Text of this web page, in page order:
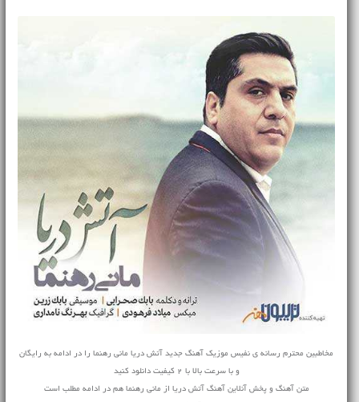
مخاطبین محترم رسانه ی نفیس موزیک آهنگ جدید آتش دریا مانی رهنما را در ادامه به رایگان
و با سرعت بالا با 2 کیفیت دانلود کنید
متن آهنگ و پخش آنلاین آهنگ آتش دریا از مانی رهنما هم در ادامه مطلب است